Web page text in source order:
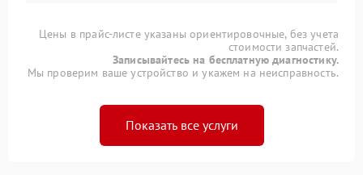
Цены в прайс-листе указаны ориентировочные, без учета
стоимости запчастей.
Записывайтесь на бесплатную диагностику.
Мы проверим ваше устройство и укажем на неисправность.
Показать все услуги